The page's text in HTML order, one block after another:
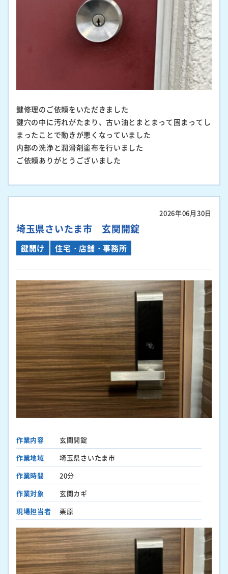
鍵修理のご依頼をいただきました
鍵穴の中に汚れがたまり、古い油とまとまって固まってし
まったことで動きが悪くなっていました
内部の洗浄と潤滑剤塗布を行いました
ご依頼ありがとうございました
2026年06月30日
埼玉県さいたま市 玄関開錠
鍵開け 住宅・店舗・事務所
作業内容
玄関開錠
作業地域
埼玉県さいたま市
作業時間
20分
作業対象
玄関カギ
現場担当者
栗原